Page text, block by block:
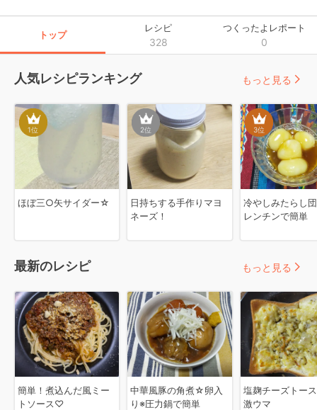
トップ
レシピ
328
つくったよレポート
0
人気レシピランキング
1位
ほぼ三○矢サイダー☆
2位
日持ちする手作りマヨ
ネーズ！
3位
冷やしみたらし
レンチンで簡単
もっと見る
最新のレシピ
簡単！煮込んだ風ミー
トソース♡
中華風豚の角煮☆卵入
り※圧力鍋で簡単
塩麹チーズトー
激ウマ
もっと見る